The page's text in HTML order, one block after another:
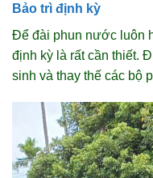
Bảo trì định kỳ
Để đài phun nước luôn
định kỳ là rất cần thiết.
sinh và thay thế các bộ